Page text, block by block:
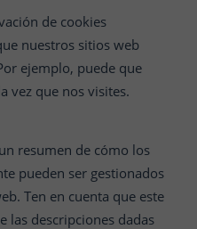
de cookies
nuestros sitios web
ejemplo, puede que
vez que nos visites.
resumen de cómo los
pueden ser gestionados
Ten en cuenta que este
las descripciones dadas